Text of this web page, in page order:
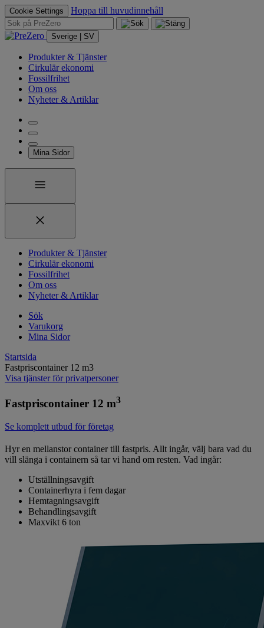
Cookie Settings Hoppa till huvudinnehåll
Sverige | SV
Produkter & Tjänster
Cirkulär ekonomi
Fossilfrihet
Om oss
Nyheter & Artiklar
Mina Sidor
Produkter & Tjänster
Cirkulär ekonomi
Fossilfrihet
Om oss
Nyheter & Artiklar
Sök
Varukorg
Mina Sidor
Startsida
Fastpriscontainer 12 m3
Visa tjänster för privatpersoner
Fastpriscontainer 12 m3
Se komplett utbud för företag
Hyr en mellanstor container till fastpris. Allt ingår, välj bara vad du
vill slänga i containern så tar vi hand om resten. Vad ingår:
Utställningsavgift
Containerhyra i fem dagar
Hemtagningsavgift
Behandlingsavgift
Maxvikt 6 ton